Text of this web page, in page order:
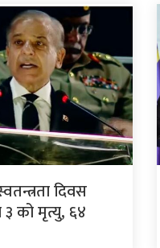
दिवस
३ को मृत्यु, ६४